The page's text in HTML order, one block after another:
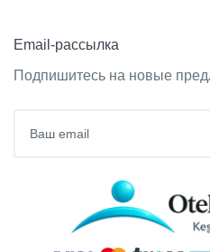
Email-рассылка
Подпишитесь на новые